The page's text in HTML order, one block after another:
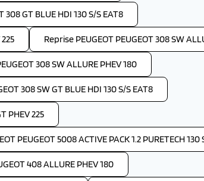
308 GT BLUE HDI 130 S/S EAT8
Reprise PEUGEOT PEUGEOT 308 SW
308 SW ALLURE PHEV 180
308 SW GT BLUE HDI 130 S/S EAT8
PHEV 225
PEUGEOT 5008 ACTIVE PACK 1.2 PURETECH 130
408 ALLURE PHEV 180